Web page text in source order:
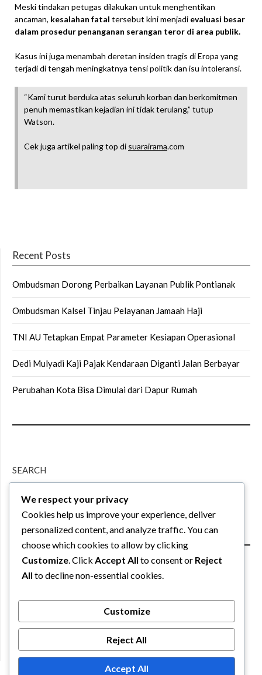
Meski tindakan petugas dilakukan untuk menghentikan
ancaman, kesalahan fatal tersebut kini menjadi evaluasi besar
dalam prosedur penanganan serangan teror di area publik.
Kasus ini juga menambah deretan insiden tragis di Eropa yang
terjadi di tengah meningkatnya tensi politik dan isu intoleransi.
“Kami turut berduka atas seluruh korban dan berkomitmen
penuh memastikan kejadian ini tidak terulang,” tutup
Watson.
Cek juga artikel paling top di suarairama.com
Recent Posts
Ombudsman Dorong Perbaikan Layanan Publik Pontianak
Ombudsman Kalsel Tinjau Pelayanan Jamaah Haji
TNI AU Tetapkan Empat Parameter Kesiapan Operasional
Dedi Mulyadi Kaji Pajak Kendaraan Diganti Jalan Berbayar
Perubahan Kota Bisa Dimulai dari Dapur Rumah
SEARCH
We respect your privacy
Cookies help us improve your experience, deliver
personalized content, and analyze traffic. You can
choose which cookies to allow by clicking
Customize . Click Accept All to consent or Reject
All to decline non-essential cookies.
Customize
Reject All
Accept All